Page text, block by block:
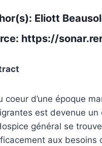
Eliott
https://
coeur d’une époque
est devenue un
général se
aux besoins